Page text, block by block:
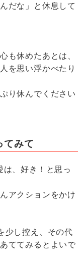
だな」と休息して
も休めたあとは、
を思い浮かべたり
り休んでください
てみて
は、好き！と思っ
アクションをかけ
少し控え、その代
ててみるとよいで